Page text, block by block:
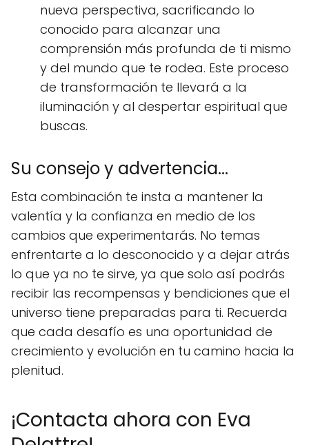
nueva perspectiva, sacrificando lo
conocido para alcanzar una
comprensión más profunda de ti mismo
y del mundo que te rodea. Este proceso
de transformación te llevará a la
iluminación y al despertar espiritual que
buscas.
Su consejo y advertencia...
Esta combinación te insta a mantener la
valentía y la confianza en medio de los
cambios que experimentarás. No temas
enfrentarte a lo desconocido y a dejar atrás
lo que ya no te sirve, ya que solo así podrás
recibir las recompensas y bendiciones que el
universo tiene preparadas para ti. Recuerda
que cada desafío es una oportunidad de
crecimiento y evolución en tu camino hacia la
plenitud.
¡Contacta ahora con Eva